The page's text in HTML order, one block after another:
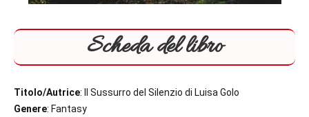
Scheda del libro
Titolo/Autrice: Il Sussurro del Silenzio di Luisa Golo
Genere: Fantasy